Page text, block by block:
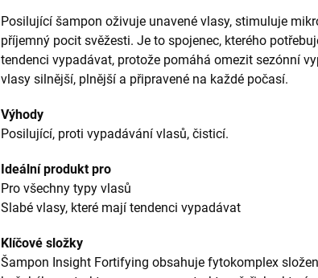
Posilující šampon oživuje unavené vlasy, stimuluje
příjemný pocit svěžesti. Je to spojenec, kterého
tendenci vypadávat, protože pomáhá omezit sezónní
vlasy silnější, plnější a připravené na každé počasí.
Výhody
Posilující, proti vypadávání vlasů, čisticí.
Ideální produkt pro
Pro všechny typy vlasů
Slabé vlasy, které mají tendenci vypadávat
Klíčové složky
Šampon Insight Fortifying obsahuje fytokomplex